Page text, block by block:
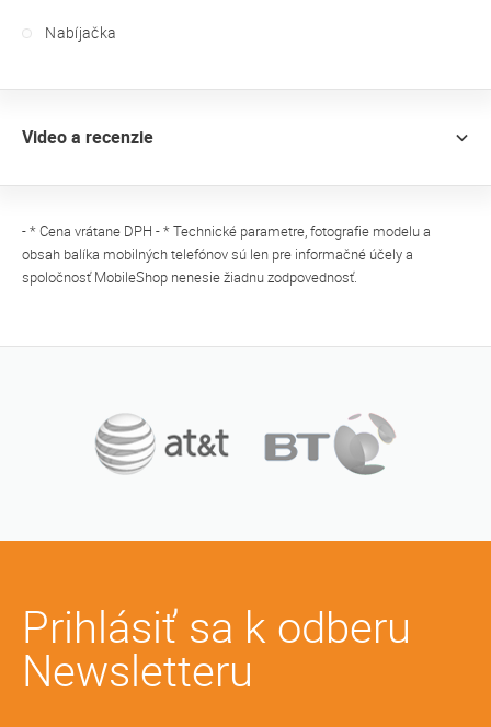
Nabíjačka
Video a recenzie
- * Cena vrátane DPH - * Technické parametre, fotografie modelu a
obsah balíka mobilných telefónov sú len pre informačné účely a
spoločnosť MobileShop nenesie žiadnu zodpovednosť.
Prihlásiť sa k odberu
Newsletteru